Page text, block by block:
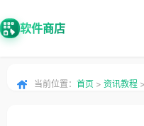
软件商店
当前位置： 首页 > 资讯教程